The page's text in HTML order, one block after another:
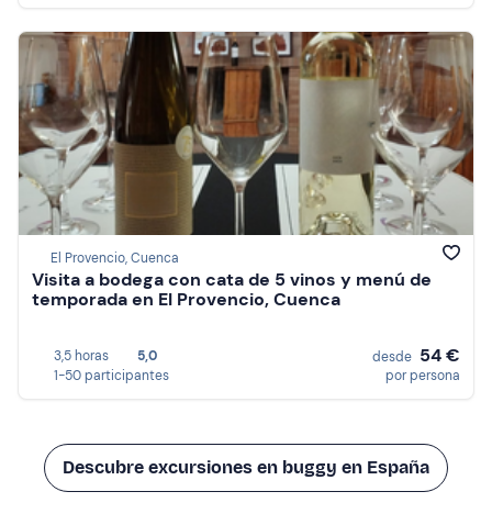
El Provencio, Cuenca
Visita a bodega con cata de 5 vinos y menú de
temporada en El Provencio, Cuenca
3,5 horas
5,0
1-50 participantes
desde 54 €
por persona
Descubre excursiones en buggy en España